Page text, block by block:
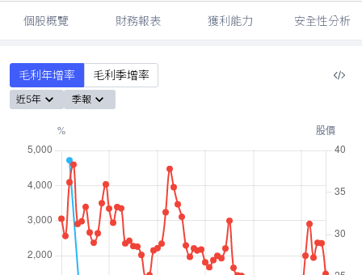
個股概覽 財務報表 獲利能力 安全性分析
毛利年增率 毛利季增率
近5年 季報